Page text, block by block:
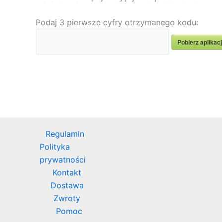
Podaj 3 pierwsze cyfry otrzymanego kodu:
Pobierz
Regulamin
Polityka
prywatności
Kontakt
Dostawa
Zwroty
Pomoc